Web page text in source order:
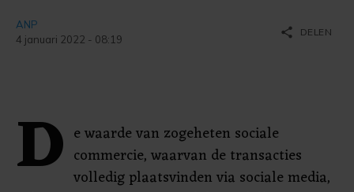
ANP
4 januari 2022 - 08:19
share DELEN
D e waarde van zogeheten sociale
commercie, waarvan de transacties
volledig plaatsvinden via sociale media,